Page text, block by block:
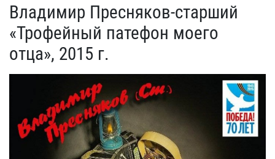
Владимир Пресняков-старший
«Трофейный патефон моего
отца», 2015 г.